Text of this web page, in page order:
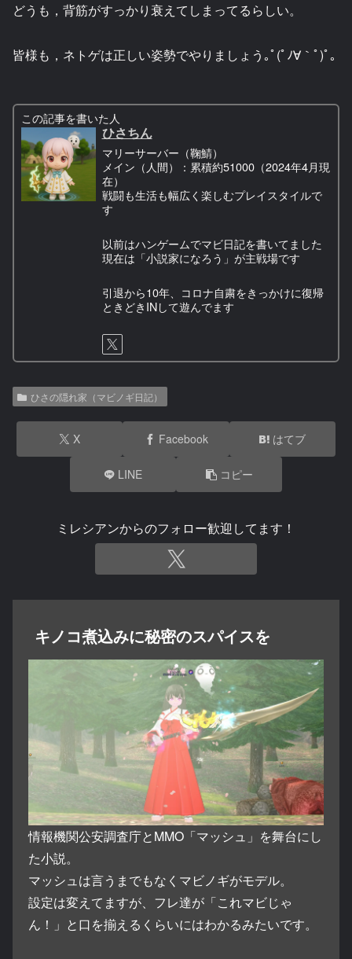
どうも，背筋がすっかり衰えてしまってるらしい。
皆様も，ネトゲは正しい姿勢でやりましょう｡ﾟ(ﾟﾉ∀｀ﾟ)ﾟ｡
この記事を書いた人
ひさちん
マリーサーバー（鞠鯖）
メイン（人間）：累積約51000（2024年4月現
在）
戦闘も生活も幅広く楽しむプレイスタイルで
す
以前はハンゲームでマビ日記を書いてました
現在は「小説家になろう」が主戦場です
引退から10年、コロナ自粛をきっかけに復帰
ときどきINして遊んでます
ひさの隠れ家（マビノギ日記）
X Facebook はてブ
LINE コピー
ミレシアンからのフォロー歓迎してます！
キノコ煮込みに秘密のスパイスを
情報機関公安調査庁とMMO「マッシュ」を舞台にし
た小説。
マッシュは言うまでもなくマビノギがモデル。
設定は変えてますが、フレ達が「これマビじゃ
ん！」と口を揃えるくらいにはわかるみたいです。